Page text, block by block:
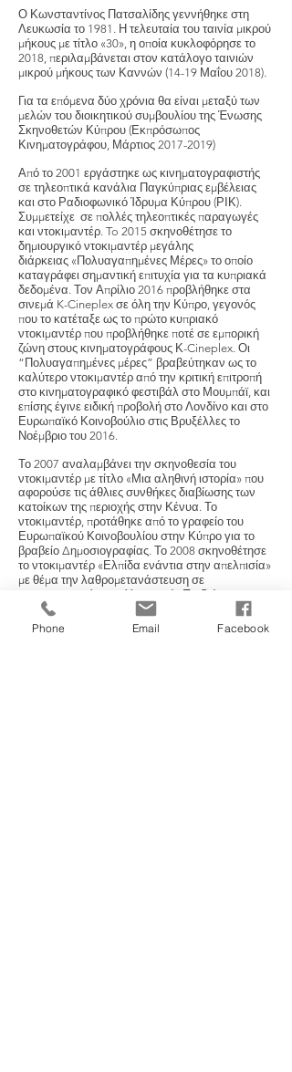
Ο Κωνσταντίνος Πατσαλίδης γεννήθηκε στη
Λευκωσία το 1981. Η τελευταία του ταινία μικρού
μήκους με τίτλο «30», η οποία κυκλοφόρησε το
2018, περιλαμβάνεται στον κατάλογο ταινιών
μικρού μήκους των Καννών (14-19 Μαΐου 2018).
Για τα επόμενα δύο χρόνια θα είναι μεταξύ των
μελών του διοικητικού συμβουλίου της Ένωσης
Σκηνοθετών Κύπρου (Εκπρόσωπος
Κινηματογράφου, Μάρτιος 2017-2019)
Από το 2001 εργάστηκε ως κινηματογραφιστής
σε τηλεοπτικά κανάλια Παγκύπριας εμβέλειας
και στο Ραδιοφωνικό Ίδρυμα Κύπρου (ΡΙΚ).
Συμμετείχε σε πολλές τηλεοπτικές παραγωγές
και ντοκιμαντέρ. To 2015 σκηνοθέτησε το
δημιουργικό ντοκιμαντέρ μεγάλης
διάρκειας «Πολυαγαπημένες Μέρες» το οποίο
καταγράφει σημαντική επιτυχία για τα κυπριακά
δεδομένα. Τον Απρίλιο 2016 προβλήθηκε στα
σινεμά K-Cineplex σε όλη την Κύπρο, γεγονός
που το κατέταξε ως το πρώτο κυπριακό
ντοκιμαντέρ που προβλήθηκε ποτέ σε εμπορική
ζώνη στους κινηματογράφους Κ-Cineplex. Οι
“Πολυαγαπημένες μέρες” βραβεύτηκαν ως το
καλύτερο ντοκιμαντέρ από την κριτική επιτροπή
στο κινηματογραφικό φεστιβάλ στο Μουμπάϊ, και
επίσης έγινε ειδική προβολή στο Λονδίνο και στο
Ευρωπαϊκό Κοινοβούλιο στις Βρυξέλλες το
Νοέμβριο του 2016.
Το 2007 αναλαμβάνει την σκηνοθεσία του
ντοκιμαντέρ με τίτλο «Μια αληθινή ιστορία» που
αφορούσε τις άθλιες συνθήκες διαβίωσης των
κατοίκων της περιοχής στην Κένυα. Το
ντοκιμαντέρ, προτάθηκε από το γραφείο του
Ευρωπαϊκού Κοινοβουλίου στην Κύπρο για το
βραβείο Δημοσιογραφίας. Το 2008 σκηνοθέτησε
το ντοκιμαντέρ «Ελπίδα ενάντια στην απελπισία»
με θέμα την λαθρομετανάστευση σε
συμπαραγωγή με το Υπουργείο Παιδείας και
Πολιτισμού της Κύπρου. Παρέδωσε σεμινάρια
στο Πανεπιστήμιο Κύπρου και στο Πανεπιστήμιο
Phone Email Facebook